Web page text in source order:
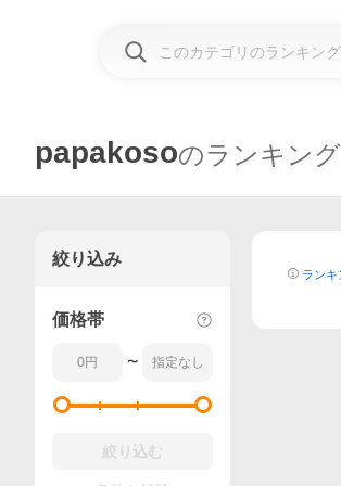
papakosoのランキング
ランキ
絞り込み
価格帯
〜
絞り込む